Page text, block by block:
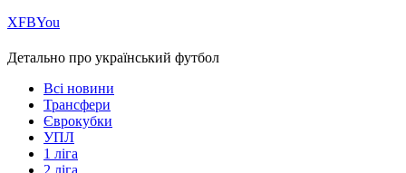
ХFBYou
Детально про український футбол
Всі новини
Трансфери
Єврокубки
УПЛ
1 ліга